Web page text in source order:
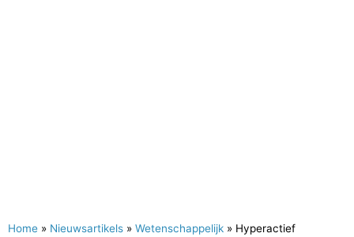
Home » Nieuwsartikels » Wetenschappelijk » Hyperactief